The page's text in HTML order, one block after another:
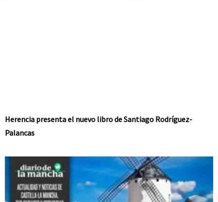
Herencia presenta el nuevo libro de Santiago Rodríguez-
Palancas